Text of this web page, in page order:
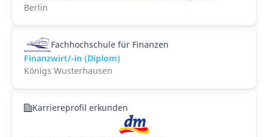
Berlin
Fachhochschule für Finanzen
Finanzwirt/-in (Diplom)
Königs Wusterhausen
Karriereprofil erkunden